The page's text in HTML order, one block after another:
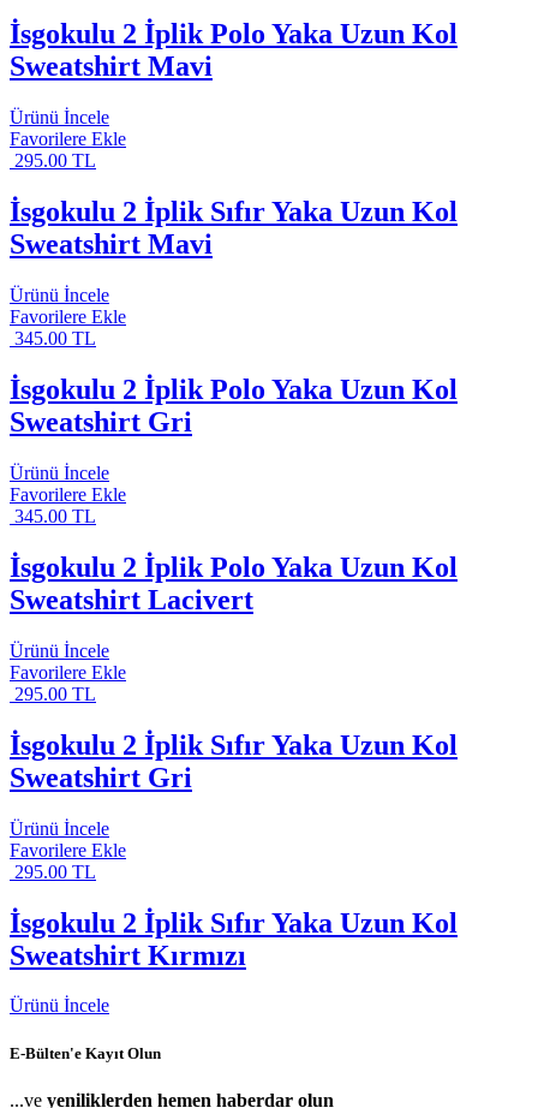
İsgokulu 2 İplik Polo Yaka Uzun Kol
Sweatshirt Mavi
Ürünü İncele
Favorilere Ekle
295.00 TL
İsgokulu 2 İplik Sıfır Yaka Uzun Kol
Sweatshirt Mavi
Ürünü İncele
Favorilere Ekle
345.00 TL
İsgokulu 2 İplik Polo Yaka Uzun Kol
Sweatshirt Gri
Ürünü İncele
Favorilere Ekle
345.00 TL
İsgokulu 2 İplik Polo Yaka Uzun Kol
Sweatshirt Lacivert
Ürünü İncele
Favorilere Ekle
295.00 TL
İsgokulu 2 İplik Sıfır Yaka Uzun Kol
Sweatshirt Gri
Ürünü İncele
Favorilere Ekle
295.00 TL
İsgokulu 2 İplik Sıfır Yaka Uzun Kol
Sweatshirt Kırmızı
Ürünü İncele
E-Bülten'e Kayıt Olun
...ve yeniliklerden hemen haberdar olun